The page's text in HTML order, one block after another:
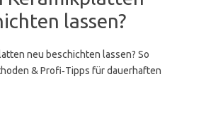
lassen?
neu beschichten lassen? So
& Profi‑Tipps für dauerhaften